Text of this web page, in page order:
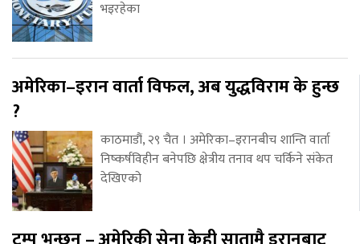
भइरहेका
अमेरिका–इरान वार्ता विफल, अब युद्धविराम के हुन्छ
?
काठमाडौं, २९ चैत । अमेरिका–इरानबीच शान्ति वार्ता
निष्कर्षविहीन बनेपछि क्षेत्रीय तनाव थप चर्किने संकेत
देखिएको